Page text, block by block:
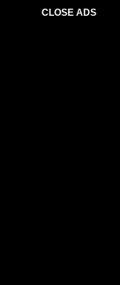
CLOSE ADS